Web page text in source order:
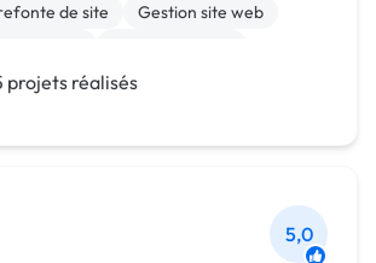
de site
Gestion site web
Paypal
projets réalisés
5,0